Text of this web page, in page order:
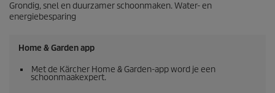
Grondig, snel en duurzamer schoonmaken. Water- en
energiebesparing
Home & Garden app
Met de Kärcher Home & Garden-app word je een
schoonmaakexpert.